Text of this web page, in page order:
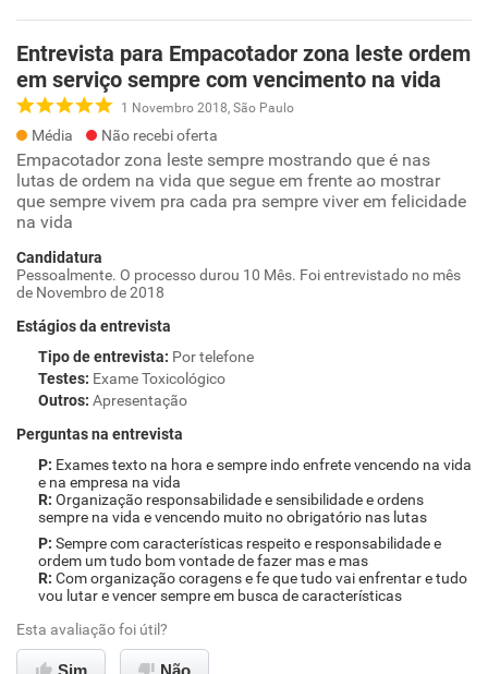
Entrevista para Empacotador zona leste ordem
em serviço sempre com vencimento na vida
1 Novembro 2018, São Paulo
Média Não recebi oferta
Empacotador zona leste sempre mostrando que é nas
lutas de ordem na vida que segue em frente ao mostrar
que sempre vivem pra cada pra sempre viver em felicidade
na vida
Candidatura
Pessoalmente. O processo durou 10 Mês. Foi entrevistado no mês
de Novembro de 2018
Estágios da entrevista
Tipo de entrevista: Por telefone
Testes: Exame Toxicológico
Outros: Apresentação
Perguntas na entrevista
Exames texto na hora e sempre indo enfrete vencendo na vida
e na empresa na vida
Organização responsabilidade e sensibilidade e ordens
sempre na vida e vencendo muito no obrigatório nas lutas
Sempre com características respeito e responsabilidade e
ordem um tudo bom vontade de fazer mas e mas
Com organização coragens e fe que tudo vai enfrentar e tudo
vou lutar e vencer sempre em busca de características
Esta avaliação foi útil?
Sim Não